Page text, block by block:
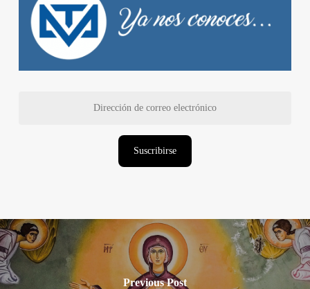
Suscribirse
Previous Post